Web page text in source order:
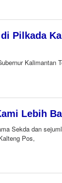
Pilkada
Kalimantan
Lebih
Sekda dan
Pos,